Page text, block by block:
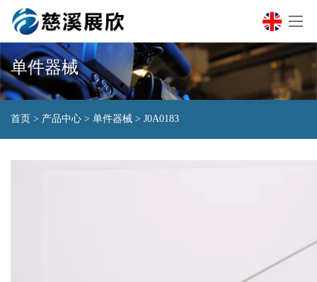
单件器械
首页 > 产品中心 > 单件器械 > J0A0183